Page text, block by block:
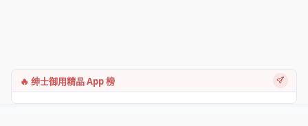
🔥 绅士御用精品 App 榜